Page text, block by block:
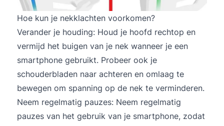
Hoe kun je nekklachten voorkomen?
Verander je houding: Houd je hoofd rechtop en
vermijd het buigen van je nek wanneer je een
smartphone gebruikt. Probeer ook je
schouderbladen naar achteren en omlaag te
bewegen om spanning op de nek te verminderen.
Neem regelmatig pauzes: Neem regelmatig
pauzes van het gebruik van je smartphone, zodat